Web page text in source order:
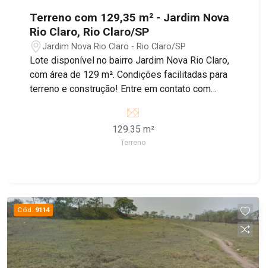
Terreno com 129,35 m² - Jardim Nova
Rio Claro, Rio Claro/SP
Jardim Nova Rio Claro - Rio Claro/SP
Lote disponível no bairro Jardim Nova Rio Claro,
com área de 129 m². Condições facilitadas para
terreno e construção! Entre em contato com
129.35 m²
Terreno
Cód. 9114